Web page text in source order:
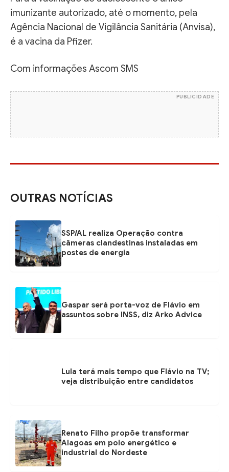
imunizante autorizado, até o momento, pela
Agência Nacional de Vigilância Sanitária (Anvisa),
é a vacina da Pfizer.
Com informações Ascom SMS
PUBLICIDADE
OUTRAS NOTÍCIAS
SSP/AL realiza Operação contra
câmeras clandestinas instaladas em
postes de energia
Gaspar será porta-voz de Flávio em
assuntos sobre INSS, diz Arko Advice
Lula terá mais tempo que Flávio na TV;
veja distribuição entre candidatos
Renato Filho propõe transformar
Alagoas em polo energético e
industrial do Nordeste